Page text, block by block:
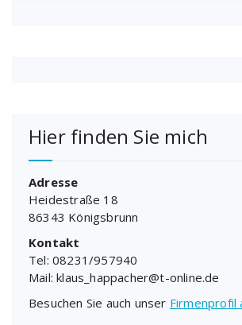
Hier finden Sie mich
Adresse
Heidestraße 18
86343 Königsbrunn
Kontakt
Tel: 08231/957940
Mail: klaus_happacher@t-online.de
Besuchen Sie auch unser Firmenprofil